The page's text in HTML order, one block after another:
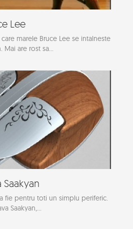
Lee
marele Bruce Lee se intalneste
are rost sa...
Saakyan
fie pentru toti un simplu periferic.
Saakyan,...